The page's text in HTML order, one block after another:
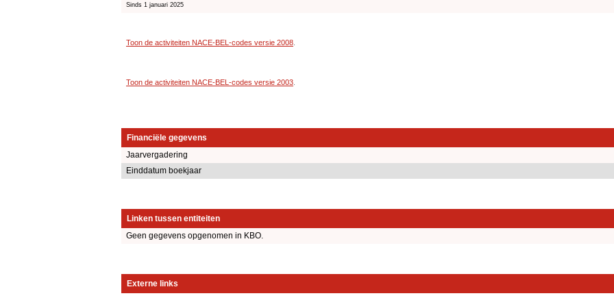
Sinds 1 januari 2025
Toon de activiteiten NACE-BEL-codes versie 2008
Toon de activiteiten NACE-BEL-codes versie 2003
Financiële gegevens
Jaarvergadering
Einddatum boekjaar
Linken tussen entiteiten
Geen gegevens opgenomen in KBO.
Externe links